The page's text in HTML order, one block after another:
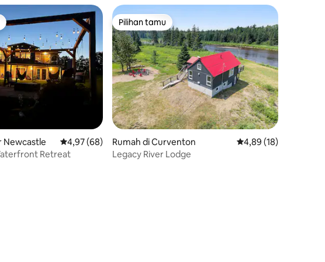
Newcastle Nilai rata-rata 4,97 dari 5, 68 ulasan
4,97 (68)
Retreat
Pilihan tamu
Pilihan tamu
Rumah di Curventon Nilai rata-rata 4,89
4,89 (18)
Legacy River Lodge